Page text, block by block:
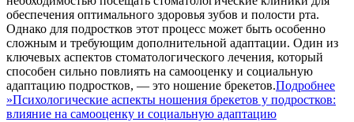
обеспечения оптимального здоровья зубов и полости рта.
Однако для подростков этот процесс может быть особенно
сложным и требующим дополнительной адаптации. Один из
ключевых аспектов стоматологического лечения, который
способен сильно повлиять на самооценку и социальную
адаптацию подростков, — это ношение брекетов.Подробнее
»Психологические аспекты ношения брекетов у подростков:
влияние на самооценку и социальную адаптацию